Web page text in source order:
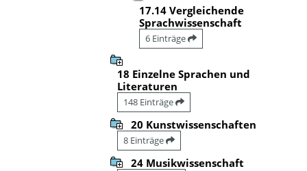
17.14 Vergleichende
Sprachwissenschaft
6 Einträge
18 Einzelne Sprachen und
Literaturen
148 Einträge
20 Kunstwissenschaften
8 Einträge
24 Musikwissenschaft